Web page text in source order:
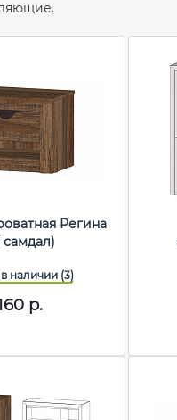
Регина
самдал)
р.